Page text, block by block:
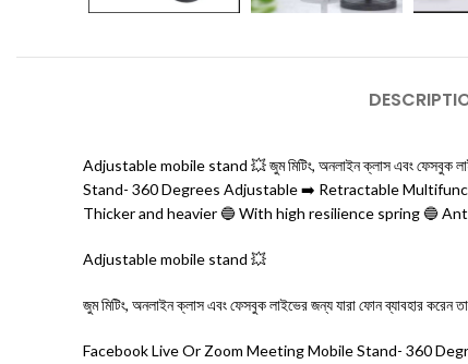
Adjustable mobile stand 💥 জুম মিটিং, অনলাইন ক্লাস এবং ফেসবুক
Stand- 360 Degrees Adjustable ➡️ Retractable
Thicker and heavier 🔵 With high resilience spring 🔵
Adjustable mobile stand 💥
জুম মিটিং, অনলাইন ক্লাস এবং ফেসবুক লাইভের জন্য যারা ফোন ব্যাবহার
Facebook Live Or Zoom Meeting Mobile Stand- 360